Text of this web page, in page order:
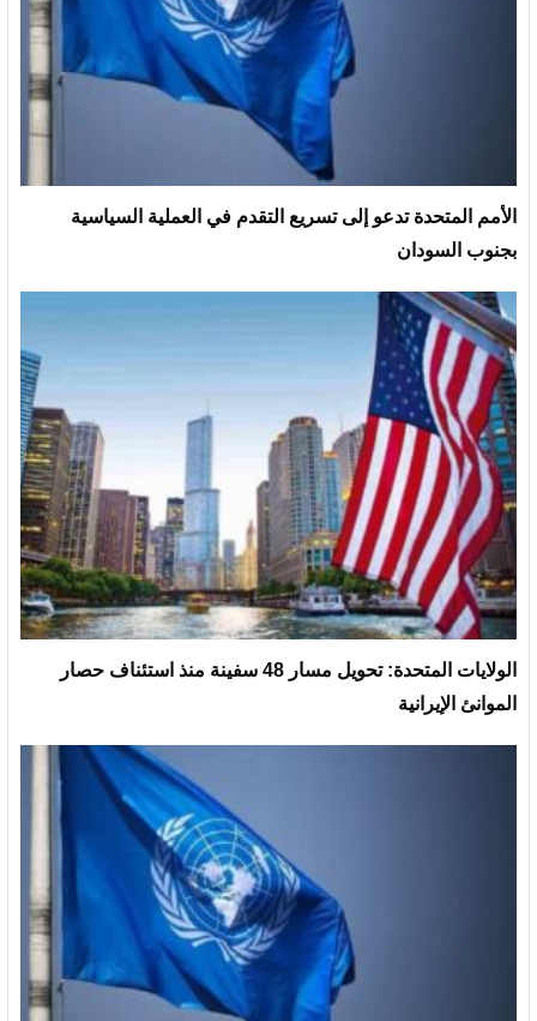
الأمم المتحدة تدعو إلى تسريع التقدم في العملية السياسية
بجنوب السودان
الولايات المتحدة: تحويل مسار 48 سفينة منذ استئناف حصار
الموانئ الإيرانية